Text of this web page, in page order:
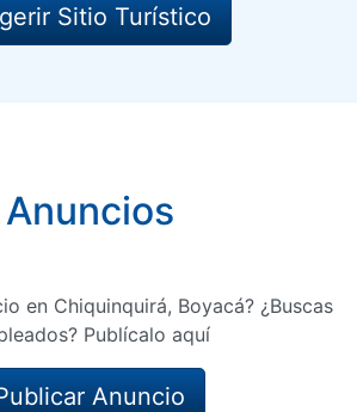
Sitio Turístico
Anuncios
en Chiquinquirá, Boyacá? ¿Buscas
Publícalo aquí
Anuncio